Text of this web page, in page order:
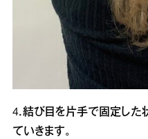
4．結び目を片手で固定した
ていきます。